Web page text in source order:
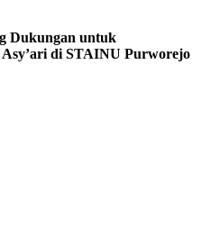
Dukungan untuk
di STAINU Purworejo